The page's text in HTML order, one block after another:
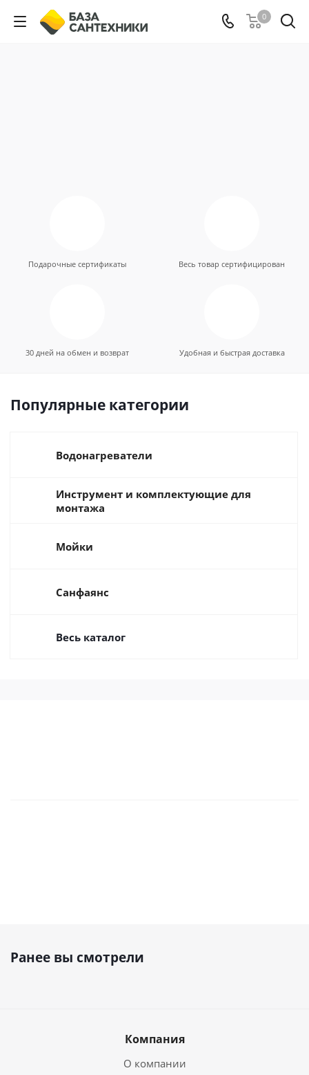
0
Подарочные сертификаты Весь товар сертифицирован
30 дней на обмен и возврат Удобная и быстрая доставка
Популярные категории
Водонагреватели
Инструмент и комплектующие для
монтажа
Мойки
Санфаянс
Весь каталог
Ранее вы смотрели
Компания
О компании